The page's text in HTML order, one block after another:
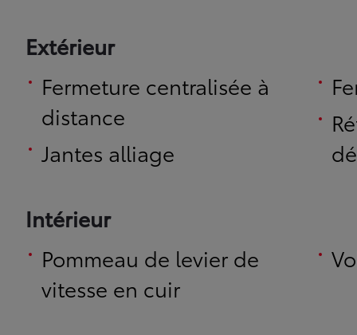
Extérieur
Fermeture centralisée à
distance
Jantes alliage
Intérieur
Pommeau de levier de
vitesse en cuir